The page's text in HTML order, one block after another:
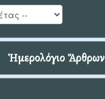
Ἡμερολόγιο Ἄρθρων